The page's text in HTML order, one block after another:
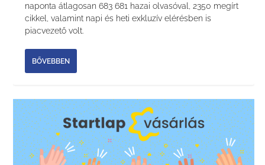
naponta átlagosan 683 681 hazai olvasóval, 2350 megírt
cikkel, valamint napi és heti exkluzív elérésben is
piacvezető volt.
BŐVEBBEN